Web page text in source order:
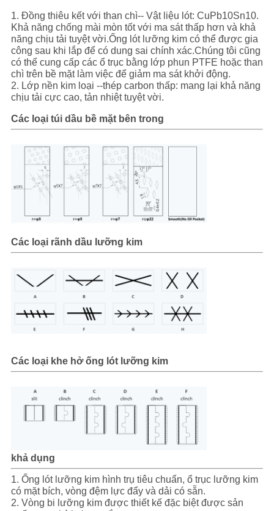
ĐỒ
TRANG
WEB
PRIVACY
POLICY
1. Đồng thiêu kết với than chì-- Vật liệu lót: CuPb10Sn10.
Khả năng chống mài mòn tốt với ma sát thấp hơn và khả
năng chịu tải tuyệt vời.Ống lót lưỡng kim có thể được gia
công sau khi lắp để có dung sai chính xác.Chúng tôi cũng
có thể cung cấp các ổ trục bằng lớp phun PTFE hoặc than
chì trên bề mặt làm việc để giảm ma sát khởi động.
2. Lớp nền kim loại --thép carbon thấp: mang lại khả năng
chịu tải cực cao, tản nhiệt tuyệt vời.
Các loại túi dầu bề mặt bên trong
Các loại rãnh dầu lưỡng kim
Các loại khe hở ống lót lưỡng kim
khả dụng
1. Ống lót lưỡng kim hình trụ tiêu chuẩn, ổ trục lưỡng kim
có mặt bích, vòng đệm lực đẩy và dải có sẵn.
2. Vòng bi lưỡng kim được thiết kế đặc biệt được sản